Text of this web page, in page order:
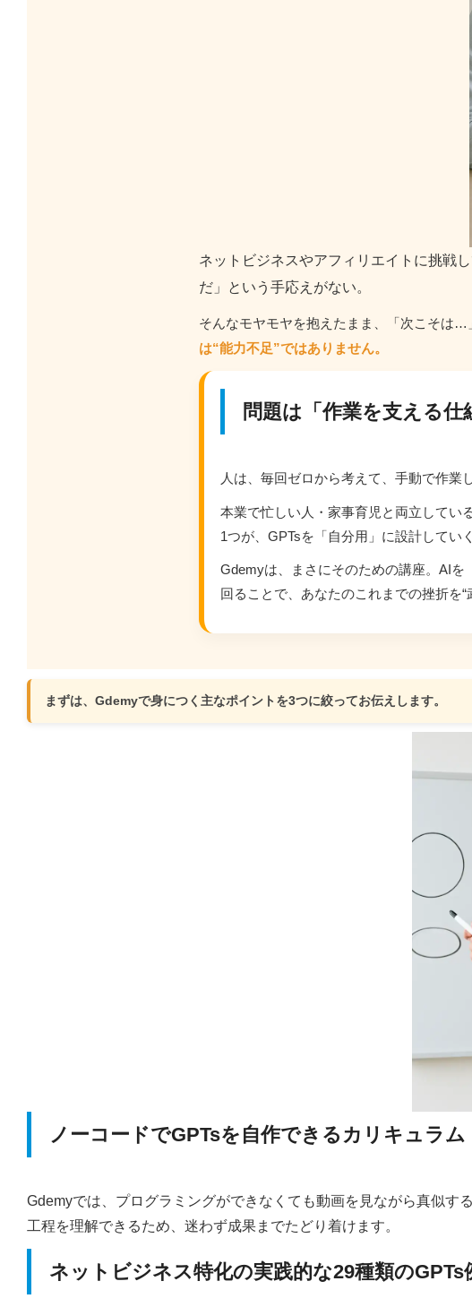
ネットビジネスやアフィリエイトに挑戦
だ」という手応えがない。
そんなモヤモヤを抱えたまま、 「次こそは…
は“能力不足”ではありません。
問題は「作業を支える
人は、毎回ゼロから考えて、手動で作業
本業で忙しい人・家事育児と両立してい
1つが、GPTsを「自分用」に設計してい
Gdemyは、まさにそのための講座。AIを
回ることで、あなたのこれまでの挫折を“
まずは、Gdemyで身につく主なポイントを3つに絞ってお伝えします。
ノーコードでGPTsを自作できるカリキュラム
Gdemyでは、プログラミングができなくても動画を見ながら真似す
工程を理解できるため、迷わず成果までたどり着けます。
ネットビジネス特化の実践的な29種類のGPTs